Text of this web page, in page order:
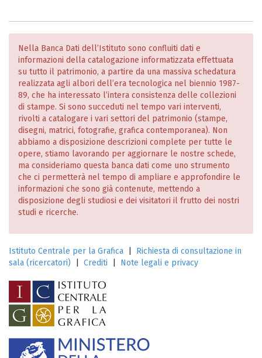
Nella Banca Dati dell’Istituto sono confluiti dati e
informazioni della catalogazione informatizzata effettuata
su tutto il patrimonio, a partire da una massiva schedatura
realizzata agli albori dell’era tecnologica nel biennio 1987-
89, che ha interessato l’intera consistenza delle collezioni
di stampe. Si sono succeduti nel tempo vari interventi,
rivolti a catalogare i vari settori del patrimonio (stampe,
disegni, matrici, fotografie, grafica contemporanea). Non
abbiamo a disposizione descrizioni complete per tutte le
opere, stiamo lavorando per aggiornare le nostre schede,
ma consideriamo questa banca dati come uno strumento
che ci permetterà nel tempo di ampliare e approfondire le
informazioni che sono già contenute, mettendo a
disposizione degli studiosi e dei visitatori il frutto dei nostri
studi e ricerche.
Istituto Centrale per la Grafica
Richiesta di consultazione in
sala (ricercatori)
Crediti Note legali e privacy